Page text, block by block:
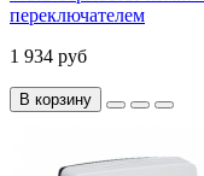
переключателем
1 934 руб
В корзину